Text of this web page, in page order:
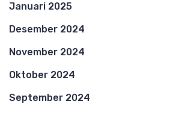
Januari 2025
Desember 2024
November 2024
Oktober 2024
September 2024